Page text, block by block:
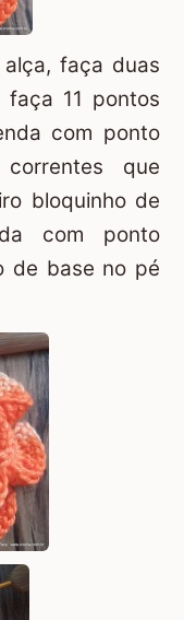
faça duas
11 pontos
com ponto
que
bloquinho de
com ponto
de base no pé